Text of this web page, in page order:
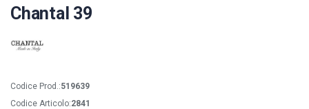
Chantal 39
Codice Prod.:519639
Codice Articolo:2841